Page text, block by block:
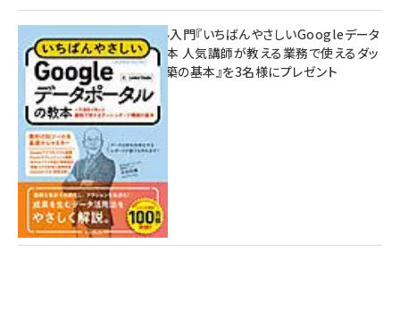
無料BIツール入門『いちばんやさしいGoogleデータ
ポータルの教本 人気講師が教える業務で使えるダッ
シュボード構築の基本』を3名様にプレゼント
7月31日 10:00